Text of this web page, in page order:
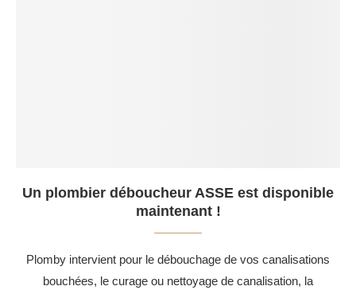
Un plombier déboucheur ASSE est disponible
maintenant !
Plomby intervient pour le débouchage de vos canalisations
bouchées, le curage ou nettoyage de canalisation, la